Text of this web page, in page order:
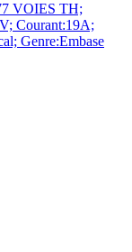
VOIES TH;
Courant:19A;
Genre:Embase